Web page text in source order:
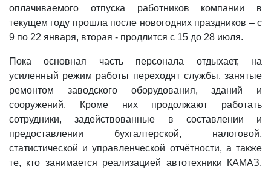
оплачиваемого отпуска работников компании в
текущем году прошла после новогодних праздников – с
9 по 22 января, вторая - продлится с 15 до 28 июля.
Пока основная часть персонала отдыхает, на
усиленный режим работы переходят службы, занятые
ремонтом заводского оборудования, зданий и
сооружений. Кроме них продолжают работать
сотрудники, задействованные в составлении и
предоставлении бухгалтерской, налоговой,
статистической и управленческой отчётности, а также
те, кто занимается реализацией автотехники КАМАЗ.